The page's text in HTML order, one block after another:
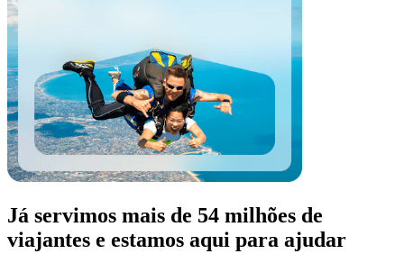
Já servimos mais de 54 milhões de
viajantes e estamos aqui para ajudar